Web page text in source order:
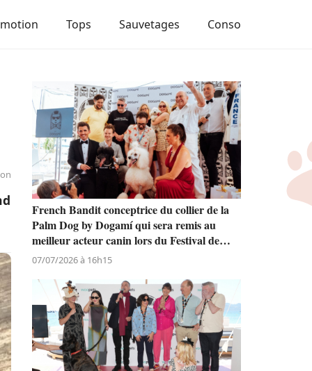
Tops Sauvetages Conso
French Bandit conceptrice du collier de la
Palm Dog by Dogamí qui sera remis au
meilleur acteur canin lors du Festival de
Cannes
07/07/2026 à 16h15